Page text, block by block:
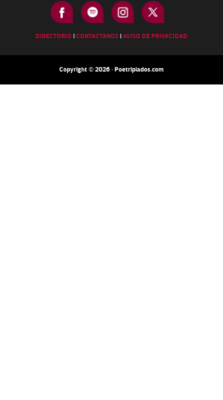
DIRECTORIO |CONTACTANOS |AVISO DE PRIVACIDAD
Copyright © 2026 · Poetripiados.com